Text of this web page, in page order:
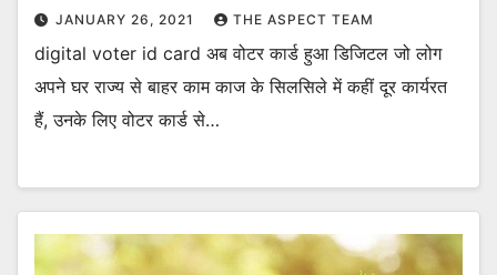
JANUARY 26, 2021 THE ASPECT TEAM
digital voter id card अब वोटर कार्ड हुआ डिजिटल जो लोग
अपने घर राज्य से बाहर काम काज के सिलसिले में कहीं दूर कार्यरत
हैं, उनके लिए वोटर कार्ड से…